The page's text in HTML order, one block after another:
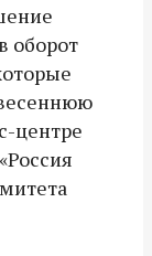
оборот
центре